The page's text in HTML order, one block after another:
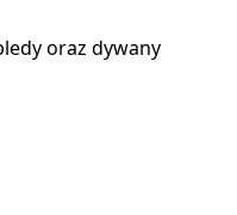
oraz dywany